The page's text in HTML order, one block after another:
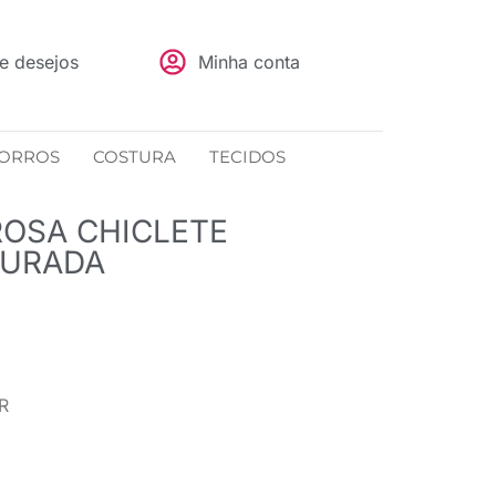
desejos Minha conta
COSTURA TECIDOS
CHICLETE